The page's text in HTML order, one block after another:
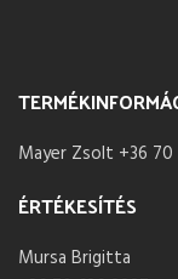
Mayer Zsolt +36 70
ÉRTÉKESÍTÉS
Mursa Brigitta